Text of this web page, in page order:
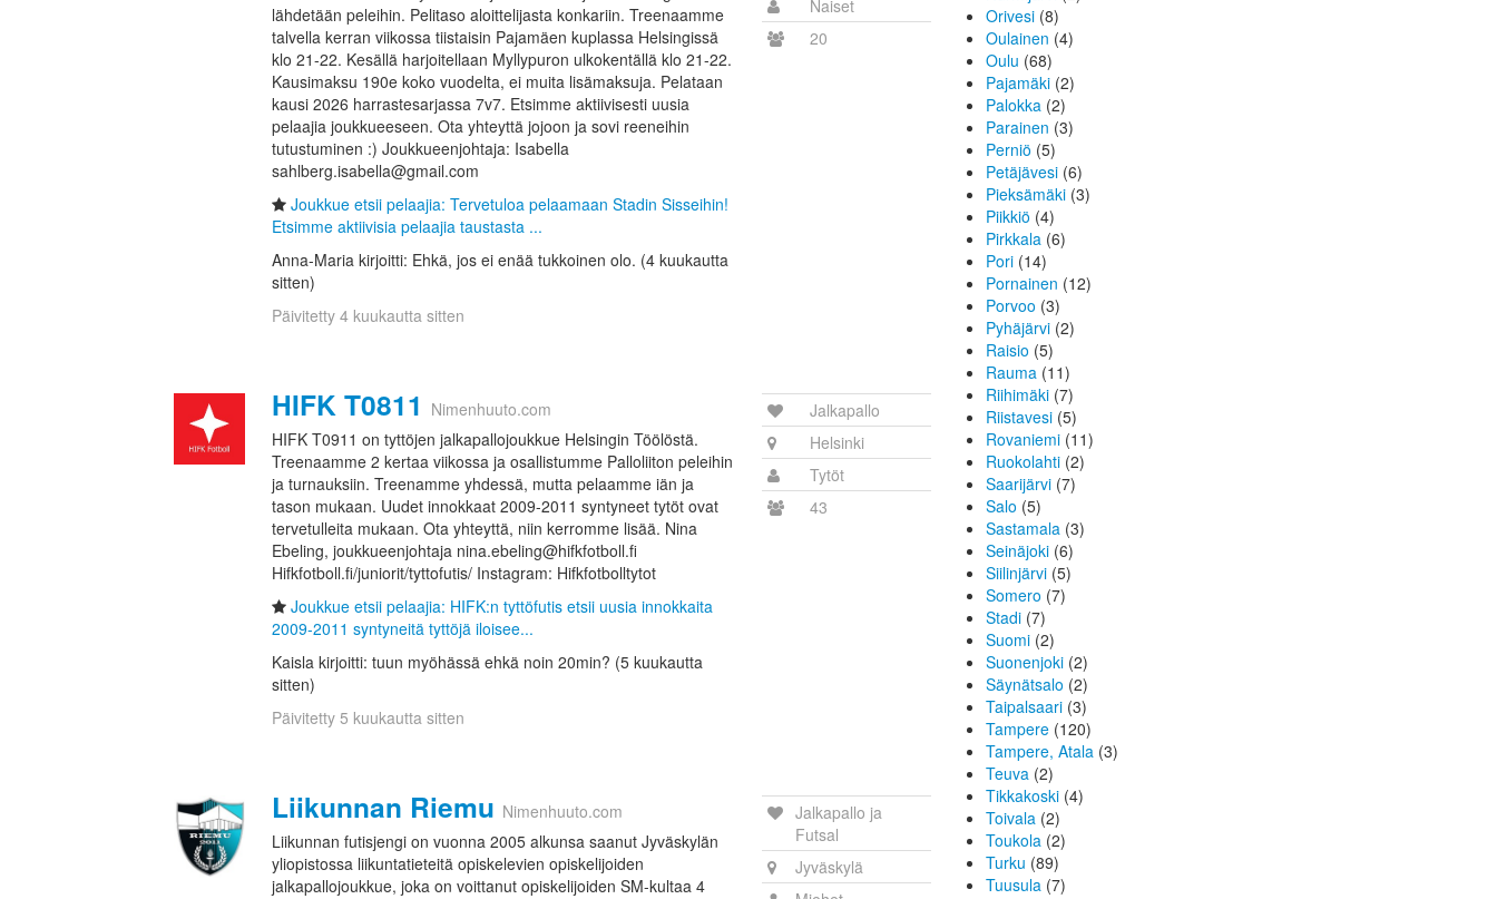
lähdetään peleihin. Pelitaso aloittelijasta konkariin. Treenaamme
talvella kerran viikossa tiistaisin Pajamäen kuplassa Helsingissä
klo 21-22. Kesällä harjoitellaan Myllypuron ulkokentällä klo 21-22.
Kausimaksu 190e koko vuodelta, ei muita lisämaksuja. Pelataan
kausi 2026 harrastesarjassa 7v7. Etsimme aktiivisesti uusia
pelaajia joukkueeseen. Ota yhteyttä jojoon ja sovi reeneihin
tutustuminen :) Joukkueenjohtaja: Isabella
sahlberg.isabella@gmail.com
Joukkue etsii pelaajia: Tervetuloa pelaamaan Stadin Sisseihin!
Etsimme aktiivisia pelaajia taustasta ...
Anna-Maria kirjoitti: Ehkä, jos ei enää tukkoinen olo. (4 kuukautta
sitten)
Päivitetty 4 kuukautta sitten
Naiset
20
HIFK T0811 Nimenhuuto.com
HIFK T0911 on tyttöjen jalkapallojoukkue Helsingin Töölöstä.
Treenaamme 2 kertaa viikossa ja osallistumme Palloliiton peleihin
ja turnauksiin. Treenamme yhdessä, mutta pelaamme iän ja
tason mukaan. Uudet innokkaat 2009-2011 syntyneet tytöt ovat
tervetulleita mukaan. Ota yhteyttä, niin kerromme lisää. Nina
Ebeling, joukkueenjohtaja nina.ebeling@hifkfotboll.fi
Hifkfotboll.fi/juniorit/tyttofutis/ Instagram: Hifkfotbolltytot
Joukkue etsii pelaajia: HIFK:n tyttöfutis etsii uusia innokkaita
2009-2011 syntyneitä tyttöjä iloisee...
Kaisla kirjoitti: tuun myöhässä ehkä noin 20min? (5 kuukautta
sitten)
Päivitetty 5 kuukautta sitten
Jalkapallo
Helsinki
Tytöt
43
Liikunnan Riemu Nimenhuuto.com
Liikunnan futisjengi on vuonna 2005 alkunsa saanut Jyväskylän
yliopistossa liikuntatieteitä opiskelevien opiskelijoiden
jalkapallojoukkue, joka on voittanut opiskelijoiden SM-kultaa 4
Jalkapallo ja
Futsal
Jyväskylä
Orivesi (8)
Oulainen (4)
Oulu (68)
Pajamäki (2)
Palokka (2)
Parainen (3)
Perniö (5)
Petäjävesi (6)
Pieksämäki (3)
Piikkiö (4)
Pirkkala (6)
Pori (14)
Pornainen (12)
Porvoo (3)
Pyhäjärvi (2)
Raisio (5)
Rauma (11)
Riihimäki (7)
Riistavesi (5)
Rovaniemi (11)
Ruokolahti (2)
Saarijärvi (7)
Salo (5)
Sastamala (3)
Seinäjoki (6)
Siilinjärvi (5)
Somero (7)
Stadi (7)
Suomi (2)
Suonenjoki (2)
Säynätsalo (2)
Taipalsaari (3)
Tampere (120)
Tampere, Atala (3)
Teuva (2)
Tikkakoski (4)
Toivala (2)
Toukola (2)
Turku (89)
Tuusula (7)